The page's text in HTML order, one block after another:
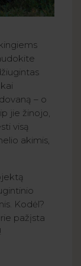
– o
jie žinojo,
visą
akimis,
Kodėl?
pažįsta